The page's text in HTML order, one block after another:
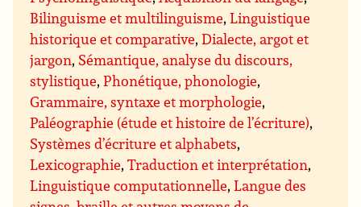
Bilinguisme et multilinguisme,Linguistique
historique et comparative,Dialecte, argot et
jargon, Sémantique, analyse du discours,
stylistique,Phonétique, phonologie,
Grammaire, syntaxe et morphologie,
Paléographie (étude et histoire de l’écriture),
Systèmes d’écriture et alphabets,
Lexicographie,Traduction et interprétation,
Linguistique computationnelle,Langue des